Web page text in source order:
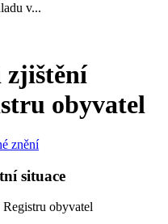
v...
zjištění
obyvatel
znění
situace
obyvatel